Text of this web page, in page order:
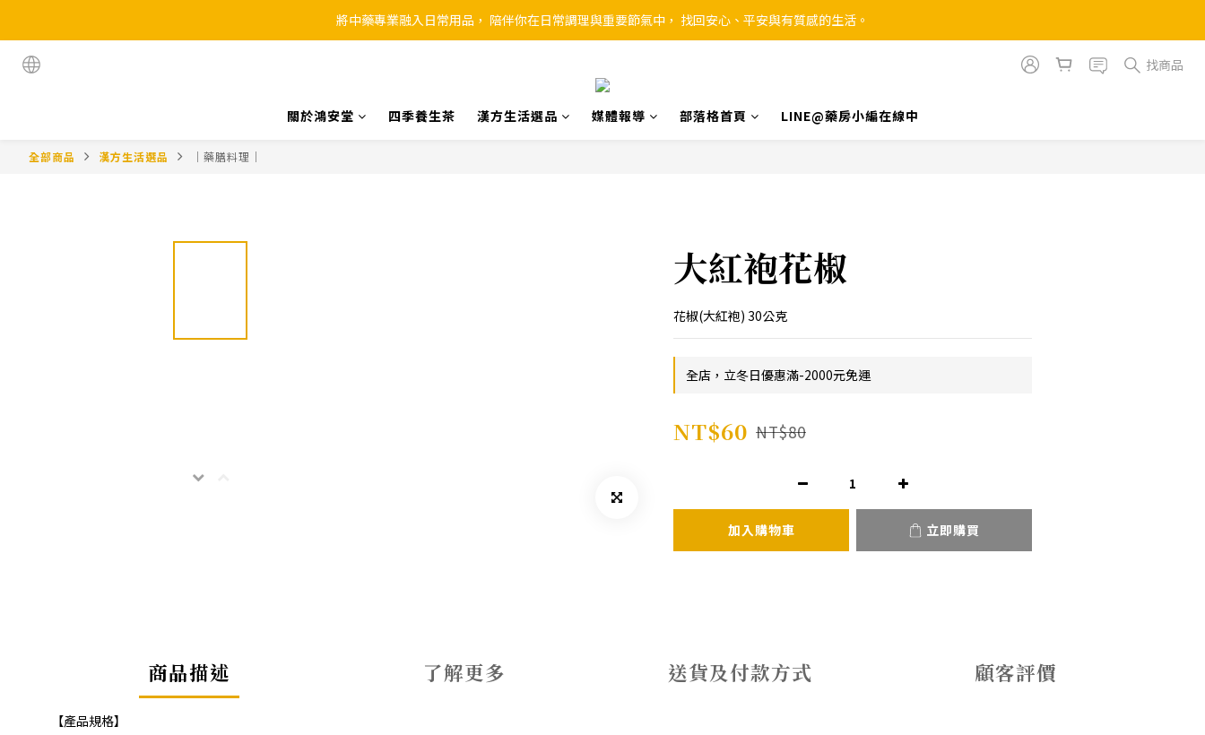
將中藥專業融入日常用品， 陪伴你在日常調理與重要節氣中， 找回安心、平安與有質感的生活。
找商品
關於鴻安堂 四季養生茶 漢方生活選品 媒體報導 部落格首頁 LINE@藥房小編在線中
全部商品 漢方生活選品 ｜藥膳料理｜
大紅袍花椒
花椒(大紅袍) 30公克
全店，立冬日優惠滿-2000元免運
NT$60 NT$80
加入購物車 立即購買
商品描述 了解更多 送貨及付款方式 顧客評價
【產品規格】